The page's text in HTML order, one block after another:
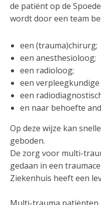
de patiënt op de
wordt door een team
een (trauma)chirurg;
een anesthesioloog;
een radioloog;
een verpleegkundige
een
en naar behoefte
Op deze wijze kan
geboden.
De zorg voor multi-
gedaan in een
Ziekenhuis heeft een